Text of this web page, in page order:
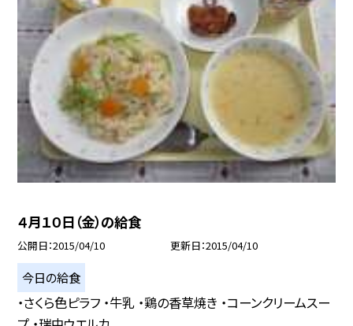
４月１０日（金）の給食
公開日 2015/04/10 更新日 2015/04/10
今日の給食
・さくら色ピラフ ・牛乳 ・鶏の香草焼き ・コーンクリームスー